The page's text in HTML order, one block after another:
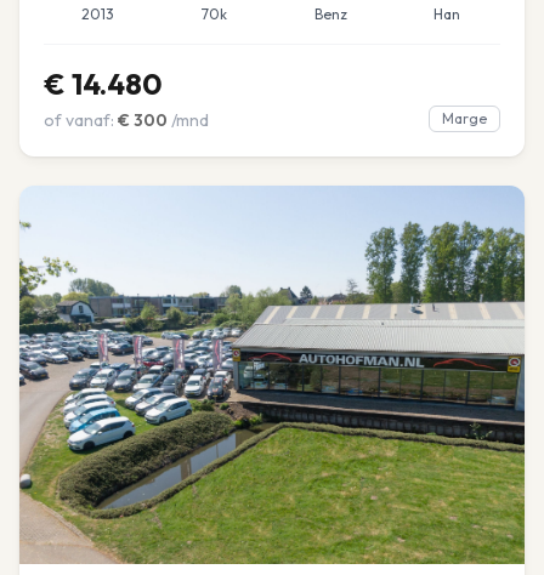
2013 70k Benz Han
€ 14.480
of vanaf: € 300 /mnd Marge